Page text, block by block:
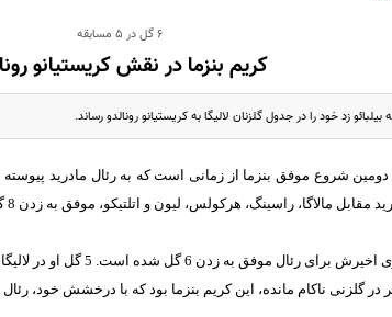
6 گل در 5 مسابقه
کریم بنزما در نقش کریستیانو
زد خود را در جدول گلزنان لالیگا به کریستیانو رونالدو رساند.
مالاگا، راسینگ، هرکولس، لیون و اتلتیکو، موفق به زدن 8 گل شده بود.
کریم این فصل نیز در 5 بازی
در گلزنی ناکام مانده، این کریم بنزما بود که با درخشش خود،